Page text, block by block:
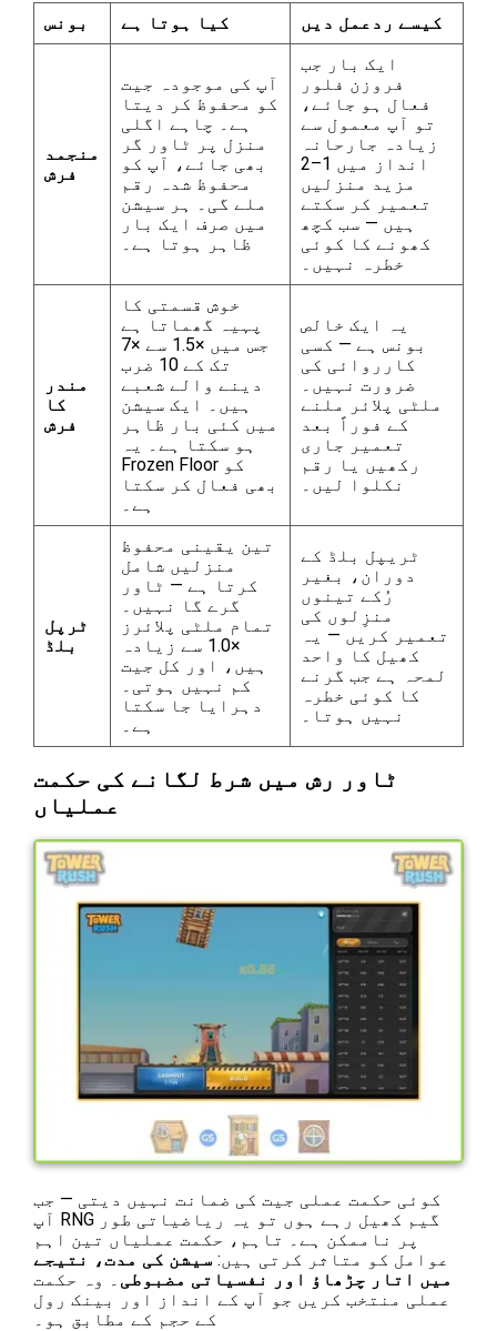
بونس کیا ہوتا ہے کیسے ردعمل دیں
منجمد
فرش
آپ کی موجودہ جیت
کو محفوظ کر دیتا
ہے۔ چاہے اگلی
منزل پر ٹاور گر
بھی جائے، آپ کو
محفوظ شدہ رقم
ملے گی۔ ہر سیشن
میں صرف ایک بار
ظاہر ہوتا ہے۔
ایک بار جب
فروزن فلور
فعال ہو جائے،
تو آپ معمول سے
زیادہ جارحانہ
انداز میں 1–2
مزید منزلیں
تعمیر کر سکتے
ہیں — سب کچھ
کھونے کا کوئی
خطرہ نہیں۔
مندر
کا
فرش
خوش قسمتی کا
پہیہ گھماتا ہے
جس میں ×1.5 سے ×7
تک کے 10 ضرب
دینے والے شعبے
ہیں۔ ایک سیشن
میں کئی بار ظاہر
ہو سکتا ہے۔ یہ
Frozen Floor کو
بھی فعال کر سکتا
ہے۔
یہ ایک خالص
بونس ہے — کسی
کارروائی کی
ضرورت نہیں۔
ملٹی پلائر ملنے
کے فوراً بعد
تعمیر جاری
رکھیں یا رقم
نکلوا لیں۔
ٹرپل
بلڈ
تین یقینی محفوظ
منزلیں شامل
کرتا ہے — ٹاور
گرے گا نہیں۔
تمام ملٹی پلائرز
×1.0 سے زیادہ
ہیں، اور کل جیت
کم نہیں ہوتی۔
دہرایا جا سکتا
ہے۔
ٹریپل بلڈ کے
دوران، بغیر
رُکے تینوں
منزِلوں کی
تعمیر کریں — یہ
کھیل کا واحد
لمحہ ہے جب گرنے
کا کوئی خطرہ
نہیں ہوتا۔
ٹاور رش میں شرط لگانے کی حکمت
عملیاں
کوئی حکمت عملی جیت کی ضمانت نہیں دیتی — جب
آپ RNG گیم کھیل رہے ہوں تو یہ ریاضیاتی طور
پر ناممکن ہے۔ تاہم، حکمت عملیاں تین اہم
عوامل کو متاثر کرتی ہیں: سیشن کی مدت، نتیجے
میں اتار چڑھاؤ اور نفسیاتی مضبوطی ۔ وہ حکمت
عملی منتخب کریں جو آپ کے انداز اور بینک رول
کے حجم کے مطابق ہو۔